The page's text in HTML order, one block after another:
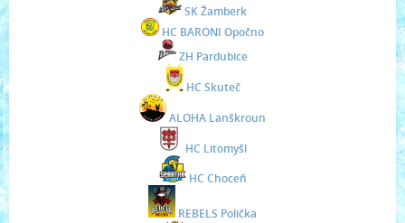
SK Žamberk
HC BARONI Opočno
ZH Pardubice
HC Skuteč
ALOHA Lanškroun
HC Litomyšl
HC Choceň
REBELS Polička